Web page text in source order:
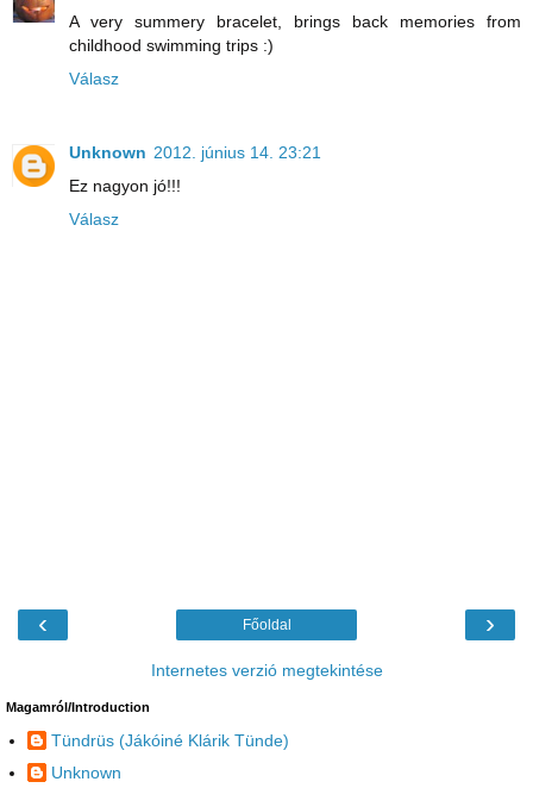
A very summery bracelet, brings back memories from
childhood swimming trips :)
Válasz
Unknown 2012. június 14. 23:21
Ez nagyon jó!!!
Válasz
‹ ›
Főoldal
Internetes verzió megtekintése
Magamról/Introduction
Tündrüs (Jákóiné Klárik Tünde)
Unknown